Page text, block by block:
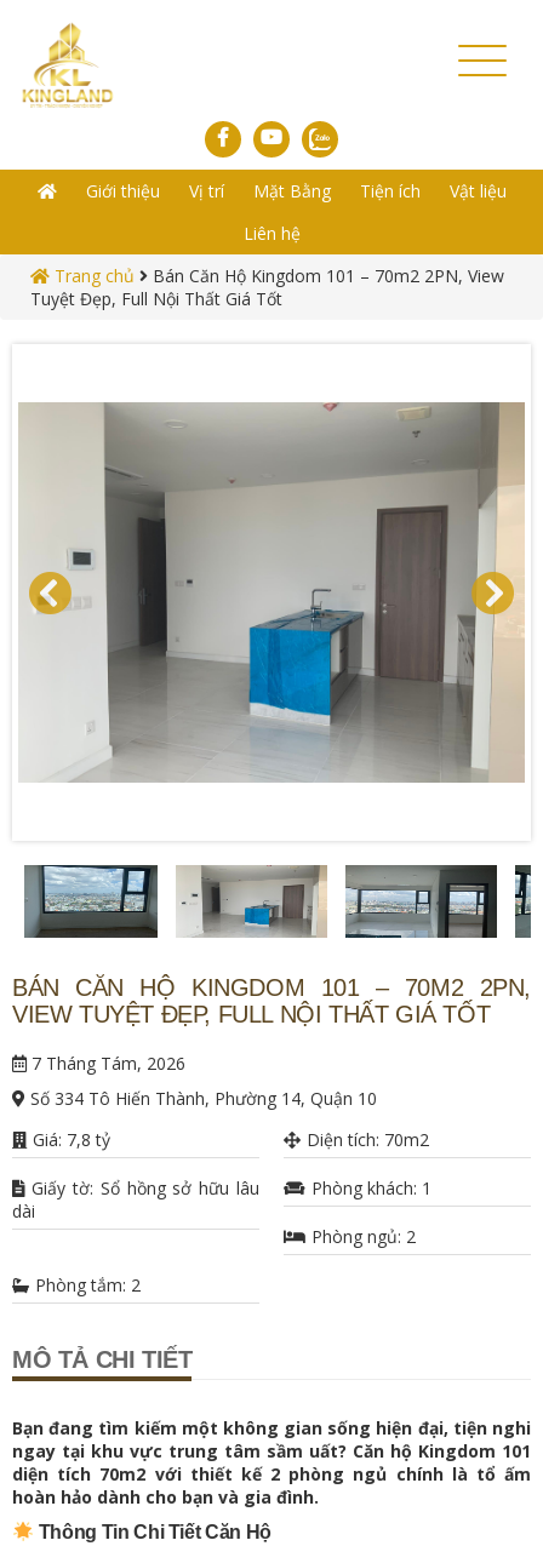
Toggle
Giới thiệu Vị trí Mặt Bằng Tiện ích
Vật liệu
Liên hệ
Trang chủ
Bán Căn Hộ Kingdom 101 – 70m2 2PN, View
Tuyệt Đẹp, Full Nội Thất Giá Tốt
BÁN CĂN HỘ KINGDOM 101 – 70M2 2PN,
VIEW TUYỆT ĐẸP, FULL NỘI THẤT GIÁ TỐT
7 Tháng Tám, 2026
Số 334 Tô Hiến Thành, Phường 14, Quận 10
Giá: 7,8 tỷ
Diện tích: 70m2
Giấy tờ: Sổ hồng sở hữu lâu
dài
Phòng khách: 1
Phòng ngủ: 2
Phòng tắm: 2
MÔ TẢ CHI TIẾT
Bạn đang tìm kiếm một không gian sống hiện đại, tiện nghi
ngay tại khu vực trung tâm sầm uất? Căn hộ Kingdom 101
diện tích 70m2 với thiết kế 2 phòng ngủ chính là tổ ấm
hoàn hảo dành cho bạn và gia đình.
Thông Tin Chi Tiết Căn Hộ